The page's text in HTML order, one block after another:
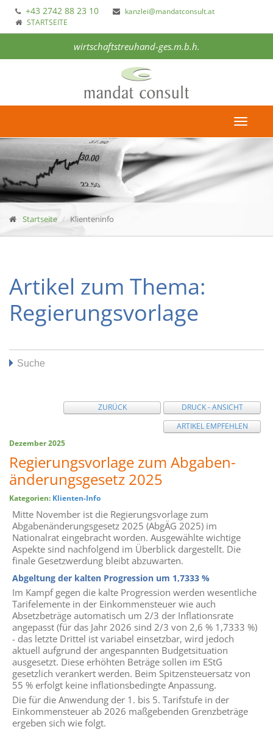
+43 2742 88 23 10
kanzlei@mandatconsult.at
STARTSEITE
wirtschaftstreuhand-ges.m.b.h.
Toggle
Startseite Klienteninfo
Artikel zum Thema:
Regierungsvorlage
Suche
ZURÜCK
DRUCK - ANSICHT
ARTIKEL EMPFEHLEN
Dezember 2025
Regierungsvorlage zum Abgaben­
änderungs­gesetz 2025
Kategorien: Klienten-Info
Mitte November ist die Regierungsvorlage zum
Abgabenänderungsgesetz 2025 (AbgÄG 2025) im
Nationalrat eingebracht worden. Ausgewählte wichtige
Aspekte sind nachfolgend im Überblick dargestellt. Die
finale Gesetzwerdung bleibt abzuwarten.
Abgeltung der kalten Progression um 1,7333 %
Im Kampf gegen die kalte Progression werden wesentliche
Tarifelemente in der Einkommensteuer wie auch
Absetzbeträge automatisch um 2/3 der Inflationsrate
angepasst (für das Jahr 2026 sind 2/3 von 2,6 % 1,7333 %)
- das letzte Drittel ist variabel einsetzbar, wird jedoch
aktuell aufgrund der angespannten Budgetsituation
ausgesetzt. Diese erhöhten Beträge sollen im EStG
gesetzlich verankert werden. Beim Spitzensteuersatz von
55 % erfolgt keine inflationsbedingte Anpassung.
Die für die Anwendung der 1. bis 5. Tarifstufe in der
Einkommensteuer ab 2026 maßgebenden Grenzbeträge
ergeben sich wie folgt.